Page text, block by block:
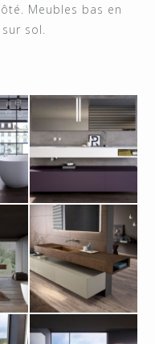
Meubles bas en
sol.